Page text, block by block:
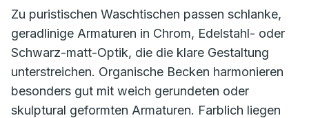
Zu puristischen Waschtischen passen schlanke,
geradlinige Armaturen in Chrom, Edelstahl- oder
Schwarz-matt-Optik, die die klare Gestaltung
unterstreichen. Organische Becken harmonieren
besonders gut mit weich gerundeten oder
skulptural geformten Armaturen. Farblich liegen